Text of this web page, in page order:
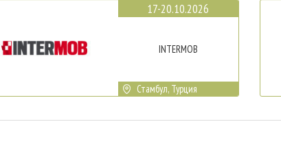
17-20.10.2026
INTERMOB
Стамбул, Турция